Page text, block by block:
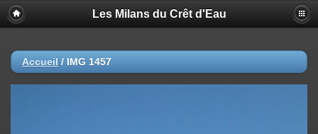
Les Milans du Crêt d'Eau
Accueil / IMG 1457